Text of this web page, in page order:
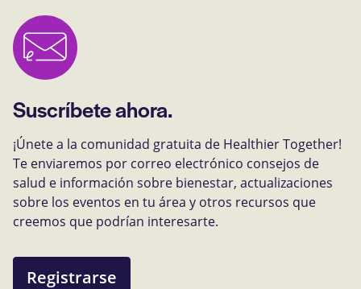
Suscríbete ahora.
¡Únete a la comunidad gratuita de Healthier Together!
Te enviaremos por correo electrónico consejos de
salud e información sobre bienestar, actualizaciones
sobre los eventos en tu área y otros recursos que
creemos que podrían interesarte.
Registrarse